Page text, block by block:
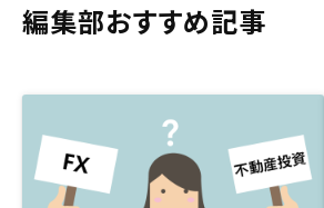
編集部おすすめ記事